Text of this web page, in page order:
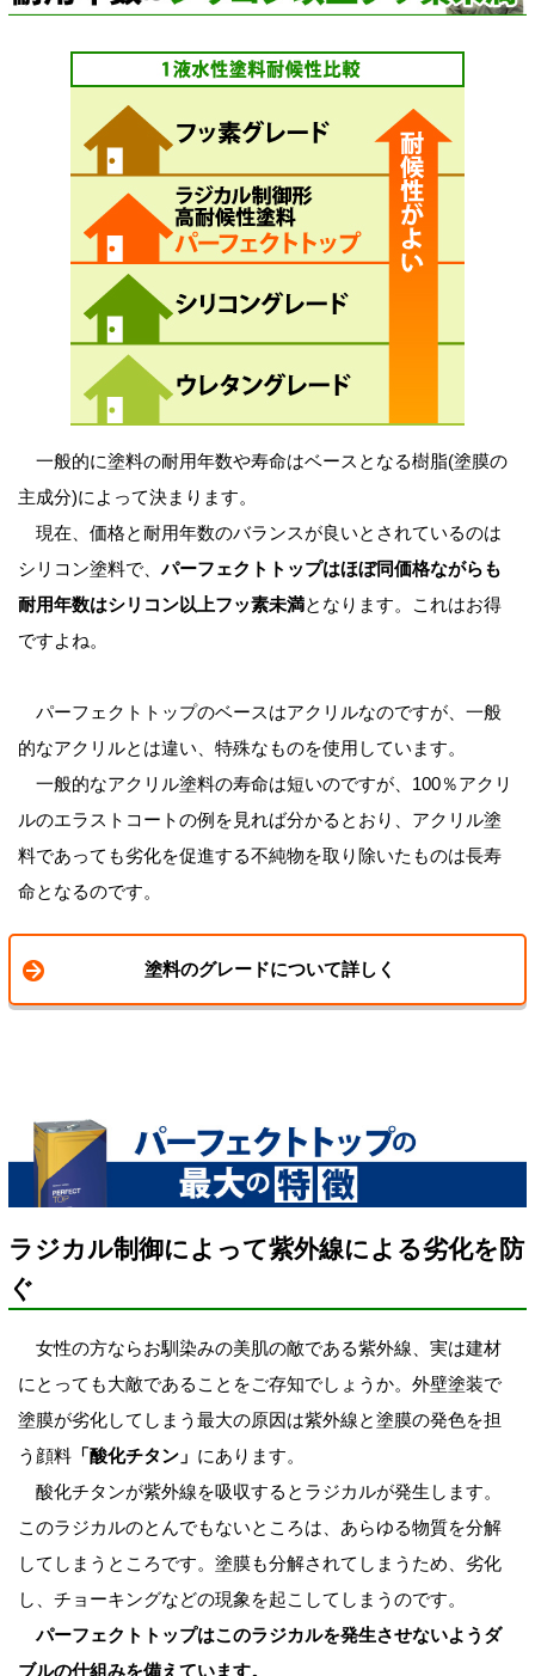
一般的に塗料の耐用年数や寿命はベースとなる樹脂(塗膜の
主成分)によって決まります。
現在、価格と耐用年数のバランスが良いとされているのは
シリコン塗料で、パーフェクトトップはほぼ同価格ながらも
耐用年数はシリコン以上フッ素未満となります。これはお得
ですよね。
パーフェクトトップのベースはアクリルなのですが、一般
的なアクリルとは違い、特殊なものを使用しています。
一般的なアクリル塗料の寿命は短いのですが、100％アクリ
ルのエラストコートの例を見れば分かるとおり、アクリル塗
料であっても劣化を促進する不純物を取り除いたものは長寿
命となるのです。
塗料のグレードについて詳しく
ラジカル制御によって紫外線による劣化を防
ぐ
女性の方ならお馴染みの美肌の敵である紫外線、実は建材
にとっても大敵であることをご存知でしょうか。外壁塗装で
塗膜が劣化してしまう最大の原因は紫外線と塗膜の発色を担
う顔料「酸化チタン」 にあります。
酸化チタンが紫外線を吸収するとラジカルが発生します。
このラジカルのとんでもないところは、あらゆる物質を分解
してしまうところです。塗膜も分解されてしまうため、劣化
し、チョーキングなどの現象を起こしてしまうのです。
パーフェクトトップはこのラジカルを発生させないようダ
ブルの仕組みを備えています。